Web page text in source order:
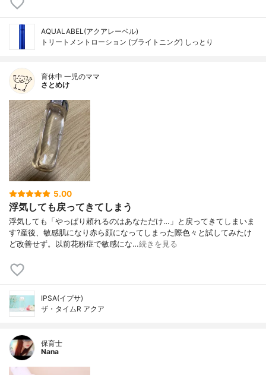
AQUALABEL(アクアレーベル)
トリートメントローション (ブライトニング) しっとり
育休中 一児のママ
さとめけ
5.00
浮気しても戻ってきてしまう
浮気しても「やっぱり頼れるのはあなただけ…」と戻ってきてしまいま
す?産後、敏感肌になり赤ら顔になってしまった際色々と試してみたけ
ど改善せず。以前花粉症で敏感にな…続きを見る
IPSA(イプサ)
ザ・タイムR アクア
保育士
Nana